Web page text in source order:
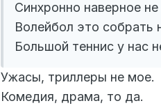
Синхронно наверное не
Волейбол это собрать
Большой теннис у нас
Ужасы, триллеры не мое.
Комедия, драма, то да.